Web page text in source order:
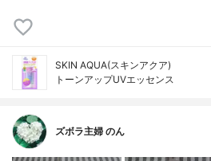
SKIN AQUA(スキンアクア)
トーンアップUVエッセンス
ズボラ主婦 のん